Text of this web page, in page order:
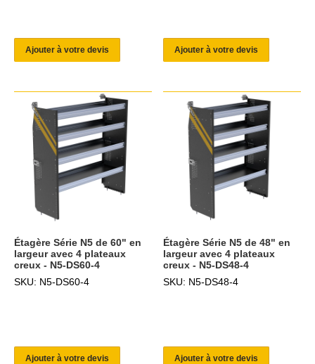
Ajouter à votre devis Ajouter à votre devis
Étagère Série N5 de 60" en
largeur avec 4 plateaux
creux - N5-DS60-4
SKU: N5-DS60-4
Ajouter à votre devis
Étagère Série N5 de 48" en
largeur avec 4 plateaux
creux - N5-DS48-4
SKU: N5-DS48-4
Ajouter à votre devis